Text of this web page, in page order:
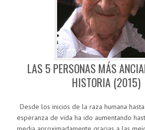
LAS 5 PERSONAS MÁS
HISTORIA (2015)
Desde los inicios de la raza humana
esperanza de vida ha ido aumentando